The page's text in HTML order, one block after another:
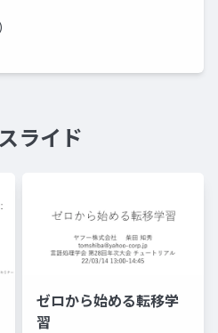
ライド
ゼロから始める転移学
習